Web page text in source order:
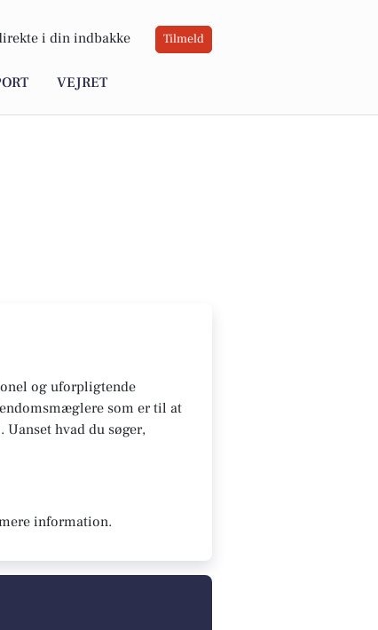
i din indbakke Tilmeld
VEJRET
og uforpligtende
som er til at
hvad du søger,
information.